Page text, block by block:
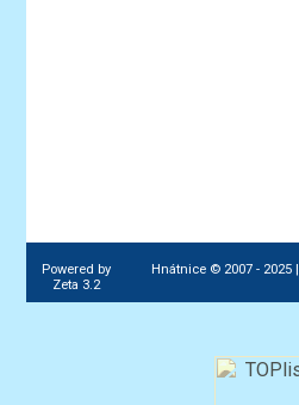
Powered by
Zeta 3.2
Hnátnice © 2007 - 2025 |